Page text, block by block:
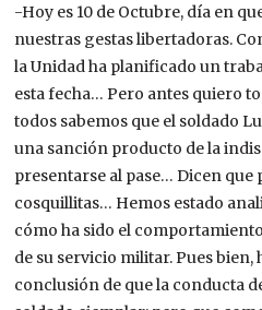
-Hoy es 10 de Octubre, día en
nuestras gestas libertadoras.
la Unidad ha planificado un
esta fecha… Pero antes quiero
todos sabemos que el soldado
una sanción producto de la
presentarse al pase… Dicen
cosquillitas… Hemos estado
cómo ha sido el
de su servicio militar. Pues bien,
conclusión de que la conducta